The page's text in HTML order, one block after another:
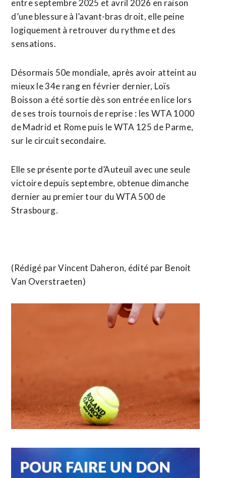
entre septembre 2025 et avril 2026 en raison
d’une blessure à l’avant-bras droit, elle peine
logiquement à retrouver du rythme et des
sensations.
Désormais 50e mondiale, après avoir atteint au
mieux le 34e rang en février dernier, Loïs
Boisson a été sortie dès ⁠son entrée en lice lors
de ses trois tournois de reprise : les WTA 1000
de Madrid et Rome puis le WTA 125 de Parme,
sur le circuit secondaire.
Elle se présente porte d’Auteuil avec une seule
victoire ​depuis septembre, obtenue dimanche
dernier au premier tour du WTA 500 de
Strasbourg.
(Rédigé ​par Vincent Daheron, édité par Benoit
Van Overstraeten)